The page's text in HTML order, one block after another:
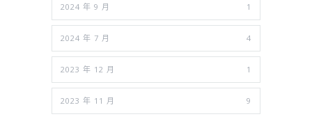
2024 年 9 月 1
2024 年 7 月 4
2023 年 12 月 1
2023 年 11 月 9